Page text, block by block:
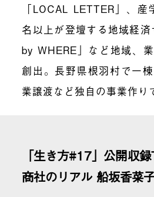
「LOCAL LETTER」、
名以上が登壇する地域経
by WHERE」など地域、
創出。長野県根羽村で一
業譲渡など独自の事業作り
「生き方#17」公開収
商社のリアル 船坂香菜